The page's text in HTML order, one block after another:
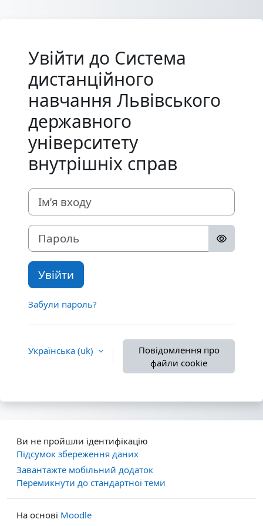
Увійти до Система
дистанційного
навчання Львівського
державного
університету
внутрішніх справ
Ім’я входу
Пароль
Увійти
Забули пароль?
Українська ‎(uk)‎
Повідомлення про
файли cookie
Ви не пройшли ідентифікацію
Підсумок збереження даних
Завантажте мобільний додаток
Перемикнути до стандартної теми
На основі Moodle